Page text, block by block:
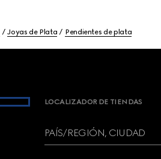
Joyas de Plata Pendientes de plata
LOCALIZADOR DE TIENDAS
PAÍS/REGIÓN, CIUDAD